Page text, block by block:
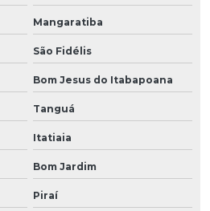
Mangaratiba
São Fidélis
Bom Jesus do Itabapoana
Tanguá
Itatiaia
Bom Jardim
Piraí